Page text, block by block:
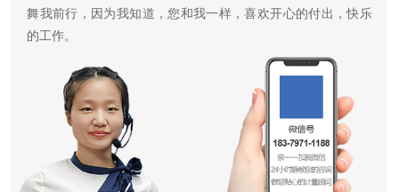
舞我前行，因为我知道，您和我一样，喜欢开心的付出，快乐
的工作。